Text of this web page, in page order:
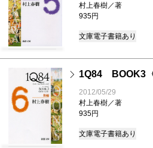
村上春樹／著
935円
文庫電子書籍あり
1Q84 BOOK3
2012/05/29
村上春樹／著
935円
文庫電子書籍あり